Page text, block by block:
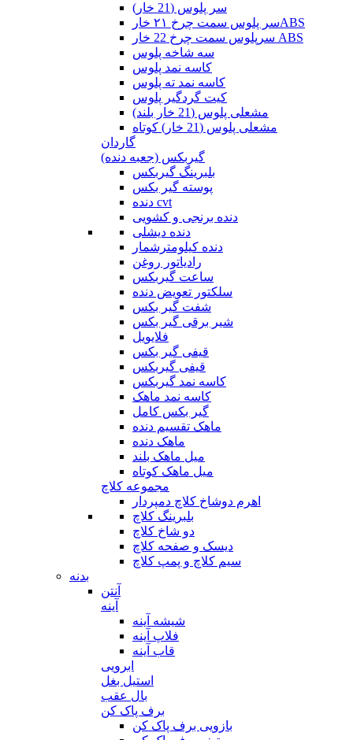
سر پلوس (21 خار)
سر پلوس سمت چرخ ۲۱ خارABS
سرپلوس سمت چرخ 22 خار ABS
سه شاخه پلوس
کاسه نمد پلوس
کاسه نمد ته پلوس
کیت گردگیر پلوس
مشعلی پلوس (21 خار بلند)
مشعلی پلوس (21 خار) کوتاه
گاردان
گیربکس (جعبه دنده)
بلبرینگ گیربکس
پوسته گیر بکس
دنده cvt
دنده برنجی و کشویی
دنده دیشلی
دنده کیلومترشمار
رادیاتور روغن
ساعت گیربکس
سلکتور تعویض دنده
شفت گیر بکس
شیر برقی گیر بکس
فلایویل
قیفی گیر بکس
قیفی گیربکس
کاسه نمد گیربکس
کاسه نمد ماهک
گیر بکس کامل
ماهک تقسیم دنده
ماهک دنده
میل ماهک بلند
میل ماهک کوتاه
مجموعه کلاچ
اهرم دوشاخ کلاچ دمپردار
بلبرینگ کلاچ
دو شاخ کلاچ
دیسک و صفحه کلاچ
سیم کلاچ و پمپ کلاچ
بدنه
آنتن
آینه
شیشه آینه
فلاپ آینه
قاب آینه
ابرویی
استیل بغل
بال عقب
برف پاک کن
بازویی برف پاک کن